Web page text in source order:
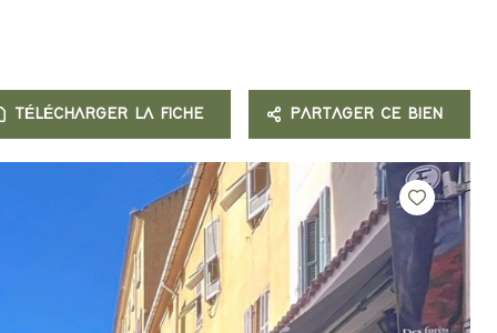
TÉLÉCHARGER LA FICHE PARTAGER CE BIEN